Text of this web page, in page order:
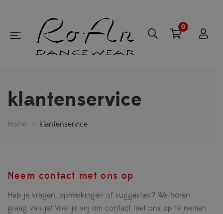
0
klantenservice
Home > klantenservice
Neem contact met ons op
Heb je vragen, opmerkingen of suggesties? We horen
graag van je! Voel je vrij om contact met ons op te nemen